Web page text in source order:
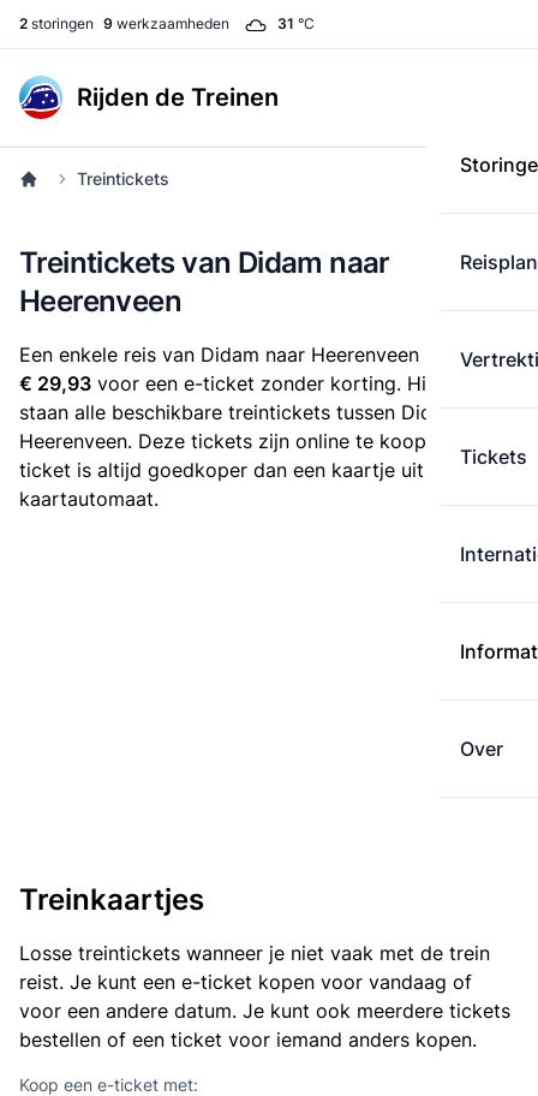
2 storingen 9 werkzaamheden 31 °C
Rijden de Treinen
Tickets
Over
Treintickets
Treintickets van Didam naar
Heerenveen
Een enkele reis van Didam naar Heerenveen kost
€ 29,93 voor een e-ticket zonder korting. Hieronder
staan alle beschikbare treintickets tussen Didam en
Heerenveen. Deze tickets zijn online te koop. Een e-
ticket is altijd goedkoper dan een kaartje uit de
kaartautomaat.
Treinkaartjes
Losse treintickets wanneer je niet vaak met de trein
reist. Je kunt een e-ticket kopen voor vandaag of
voor een andere datum. Je kunt ook meerdere tickets
bestellen of een ticket voor iemand anders kopen.
Koop een e-ticket met: